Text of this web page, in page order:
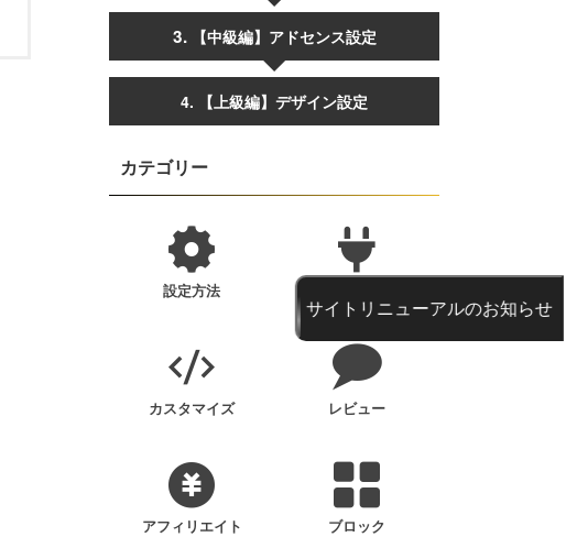
【中級編】アドセンス設定
4. 【上級編】デザイン設定
カテゴリー
設定方法
カスタマイズ レビュー
アフィリエイト ブロック
サイトリニューアルのお知らせ